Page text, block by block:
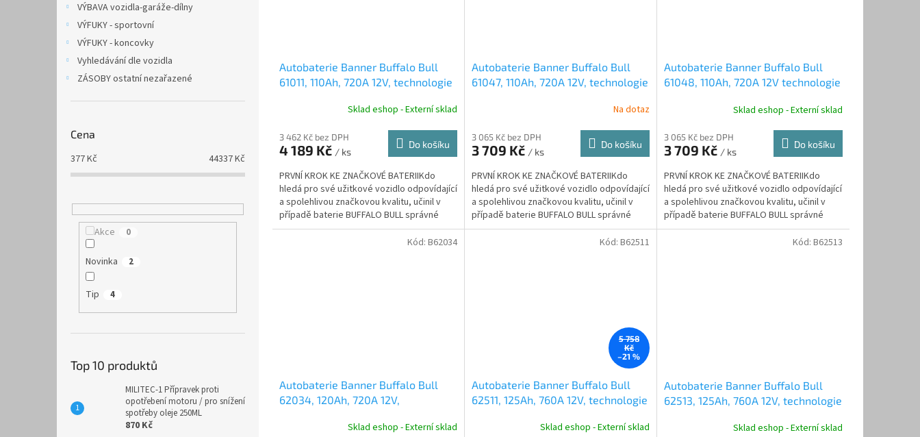
VÝBAVA vozidla-garáže-dílny
VÝFUKY - sportovní
VÝFUKY - koncovky
Vyhledávání dle vozidla
ZÁSOBY ostatní nezařazené
Cena
377Kč 44337Kč
Akce 0
Novinka 2
Tip 4
Top 10 produktů
MILITEC-1 Přípravek proti
opotřebení motoru / pro snížení
spotřeby oleje 250ML
870 Kč
Autobaterie Banner Buffalo Bull
61011, 110Ah, 720A 12V, technologie
Sklad eshop - Externí sklad
3 462 Kč bez DPH
4 189 Kč / ks
Do košíku
PRVNÍ KROK KE ZNAČKOVÉ BATERIIKdo
hledá pro své užitkové vozidlo odpovídající
a spolehlivou značkovou kvalitu, učinil v
případě baterie BUFFALO BULL správné
rozhodnutí.
Autobaterie Banner Buffalo Bull
61047, 110Ah, 720A 12V, technologie
Na dotaz
3 065 Kč bez DPH
3 709 Kč / ks
Do košíku
PRVNÍ KROK KE ZNAČKOVÉ BATERIIKdo
hledá pro své užitkové vozidlo odpovídající
a spolehlivou značkovou kvalitu, učinil v
případě baterie BUFFALO BULL správné
rozhodnutí. Pozn.:...
Autobaterie Banner Buffalo Bull
61048, 110Ah, 720A 12V technologie
Sklad eshop - Externí sklad
3 065 Kč bez DPH
3 709 Kč / ks
Do košíku
PRVNÍ KROK KE ZNAČKOVÉ BATERIIKdo
hledá pro své užitkové vozidlo odpovídající
a spolehlivou značkovou kvalitu, učinil v
případě baterie BUFFALO BULL správné
rozhodnutí.
Autobaterie Banner Buffalo Bull
62034, 120Ah, 720A 12V,
Sklad eshop - Externí sklad
Kód: B62034
5 758
Kč
–21 %
Autobaterie Banner Buffalo Bull
62511, 125Ah, 760A 12V, technologie
Sklad eshop - Externí sklad
Kód: B62511
Autobaterie Banner Buffalo Bull
62513, 125Ah, 760A 12V, technologie
Sklad eshop - Externí sklad
Kód: B62513